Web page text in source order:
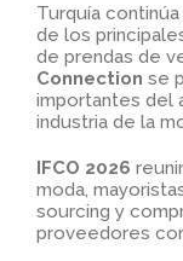
Turquía
de los
de prendas de
Connection se
importantes del
industria de la
IFCO 2026
moda,
sourcing y
proveedores